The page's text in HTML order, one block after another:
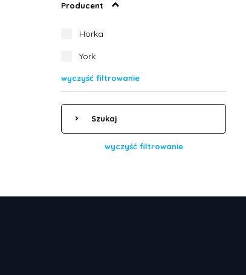
Producent
Horka
York
wyczyść filtrowanie
Szukaj
wyczyść filtrowanie